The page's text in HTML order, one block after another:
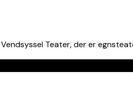
Teater, der er